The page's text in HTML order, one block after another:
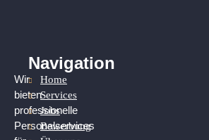
Wir
bieten
professionelle
Personalservices
Navigation
Home
Services
Jobs
Bewerbung